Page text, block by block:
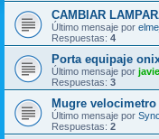
CAMBIAR
Último mensaje por
Respuestas: 4
Porta equipaje
Último mensaje por
Respuestas: 3
Mugre velocimetro
Último mensaje por
Respuestas: 2